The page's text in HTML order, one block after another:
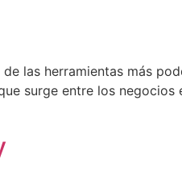
las herramientas más
surge entre los negocios